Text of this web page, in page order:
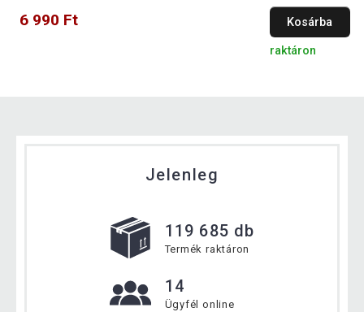
6 990 Ft Kosárba
raktáron
Jelenleg
119 685 db
Termék raktáron
14
Ügyfél online